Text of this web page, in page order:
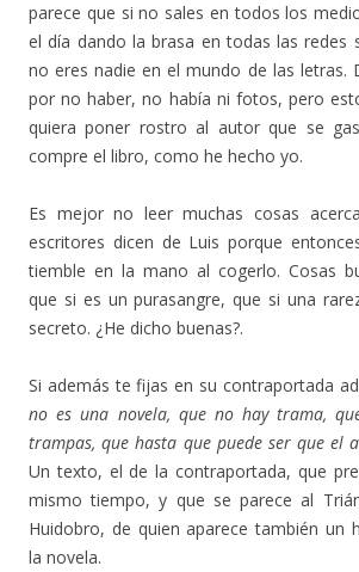
parece que si no sales en todos los
el día dando la brasa en todas las redes
no eres nadie en el mundo de las letras.
por no haber, no había ni fotos, pero
quiera poner rostro al autor que se
compre el libro, como he hecho yo.
Es mejor no leer muchas cosas
escritores dicen de Luis porque
tiemble en la mano al cogerlo. Cosas
que si es un purasangre, que si una
secreto. ¿He dicho buenas?.
Si además te fijas en su contraportada
no es una novela, que no hay trama,
trampas, que hasta que puede ser que el
Un texto, el de la contraportada, que
mismo tiempo, y que se parece al
Huidobro, de quien aparece también un
la novela.